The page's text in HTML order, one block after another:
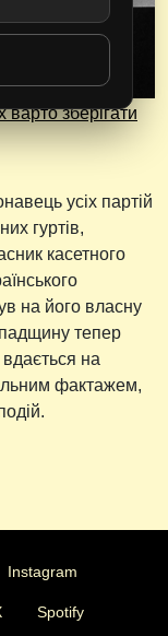
зберігати
усіх партій
гуртів,
касетного
на його власну
тепер
на
фактажем,
Instagram
Spotify